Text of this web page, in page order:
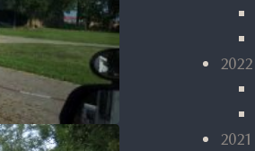
2022
2021